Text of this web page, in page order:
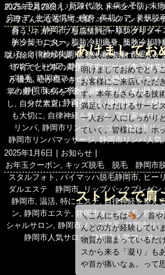
の力,手足の冷え , 新陳代謝,未病を予防,未
穴ケア,生活習慣病,痩身 ,美肌ケア ,美肌脱
肩こり 静岡市,肩こり解消,脂肪冷却ダイ
肪冷却モニター, 脂肪冷却痩身 脂肪冷却静
える,自律神経失調症,赤ら顔改善,都度払い
セルライトケア,静岡市エイジングケアサロ
ズ脱毛,静岡市フェイシャル,静岡市フェイ
ジ,静岡市メンズ脱毛,静岡市リンパ,静岡
ッサージ,静岡市妊活 ,静岡市温活 ,静
投
稿
日:
2025年2月28日
カ
テ
ゴ
リ
ー
リンパ・ストーンベッド・
タ
グ
お母さんになるって大変,オールハンドマッ
合う ,ネガティブな感情,ヒーリングリゾー
ナンス,リフレッシュ,リンパ スクール
取り除く,体の不調,体質改善,信頼できるセ
子育てと仕事の両立,子育てママ,安らげる
が優先,心が穏やかになる,心のデトックス,
掌の癒し,未病を予防,未病を防ぐ,毒出しリ
し
自分に素直に,自分のことは後回し,自分
も大切に
自律神経を整える,隠れ家サロ
リンパ ,静岡市リンパ ナゴミ,静岡市リ
静岡市リンパマッサージ ,静岡市リンパ人気
あけましてお
ます
明けましておめでとう
お客様にご来店いただ
す。本年もさらなる技
満足いただけるサービ
一人お一人にしっかり
ていく。皆様には、ホ
投
稿
日:
2025年1月6日
カ
テ
ゴ
リ
ー
お知らせ
タ
グ
お年玉クーポン キッズ脱毛 脱毛 静岡市
スタルフォト
,バイマッハ脱毛静岡市 ヒー
ダルエステ 静岡市
リップパックプレゼン
静岡市 ,温活 ,特にエステ 自律神経を整え
ン ,静岡市エステ ,静岡市キッズ脱毛 ,静岡
シャルサロン ,静岡市メンズ脱毛,静岡市リ
静岡市人気サロン,静岡市人気マッサー
ストレスで肩
＼こんにちは
／ 首や
んどの方が経験してい
物質が溜まっているだ
スから来る「凝り」も
や首が痛いなぁ。って